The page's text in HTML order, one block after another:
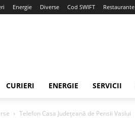
Energie Diverse Cod SWIFT Restaurante
CURIERI ENERGIE SERVICII
Telefon Casa Județeană de Pensii Vaslui